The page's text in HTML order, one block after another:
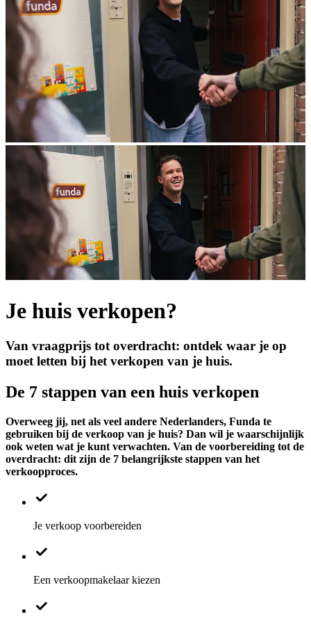
Je huis verkopen?
Van vraagprijs tot overdracht: ontdek waar je op
moet letten bij het verkopen van je huis.
De 7 stappen van een huis verkopen
Overweeg jij, net als veel andere Nederlanders, Funda te
gebruiken bij de verkoop van je huis? Dan wil je waarschijnlijk
ook weten wat je kunt verwachten. Van de voorbereiding tot de
overdracht: dit zijn de 7 belangrijkste stappen van het
verkoopproces.
Je verkoop voorbereiden
Een verkoopmakelaar kiezen